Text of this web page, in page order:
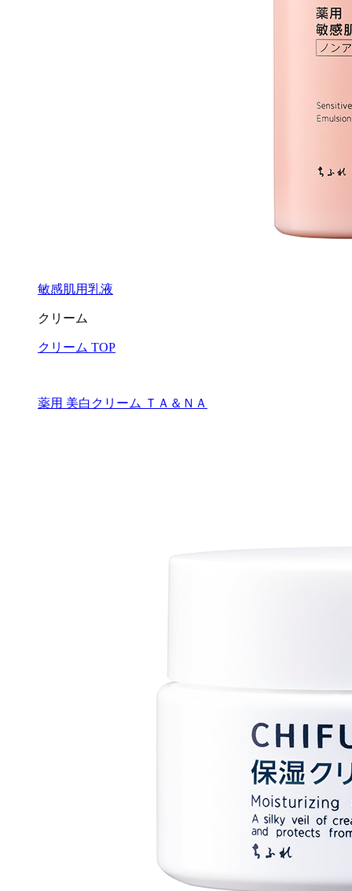
敏感肌用乳液
クリーム
クリーム TOP
薬用 美白クリーム ＴＡ＆ＮＡ